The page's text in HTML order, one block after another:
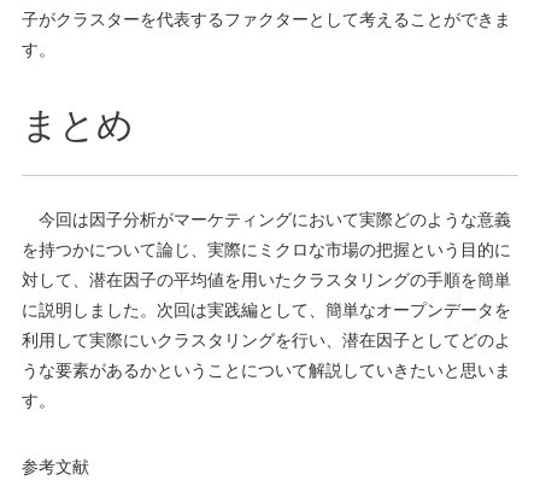
子がクラスターを代表するファクターとして考えることができま
す。
まとめ
今回は因子分析がマーケティングにおいて実際どのような意義
を持つかについて論じ、実際にミクロな市場の把握という目的に
対して、潜在因子の平均値を用いたクラスタリングの手順を簡単
に説明しました。次回は実践編として、簡単なオープンデータを
利用して実際にいクラスタリングを行い、潜在因子としてどのよ
うな要素があるかということについて解説していきたいと思いま
す。
参考文献